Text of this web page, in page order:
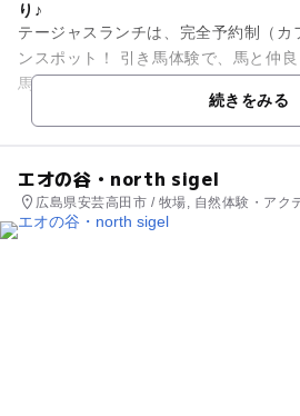
り♪
テージャスランチは、完全予約制（カ
ンスポット！ 引き馬体験で、馬と仲
馬で気分は西部劇の主人公！！ 馬との
続きをみる
エオの谷・north sigel
広島県安芸高田市 / 牧場, 自然体験・アク